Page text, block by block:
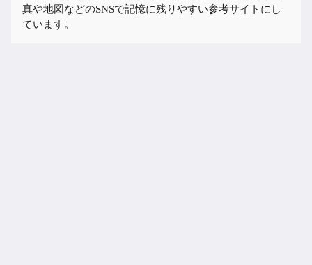
真や地図などのSNSで記憶に残りやすい参考サイトにし
ています。